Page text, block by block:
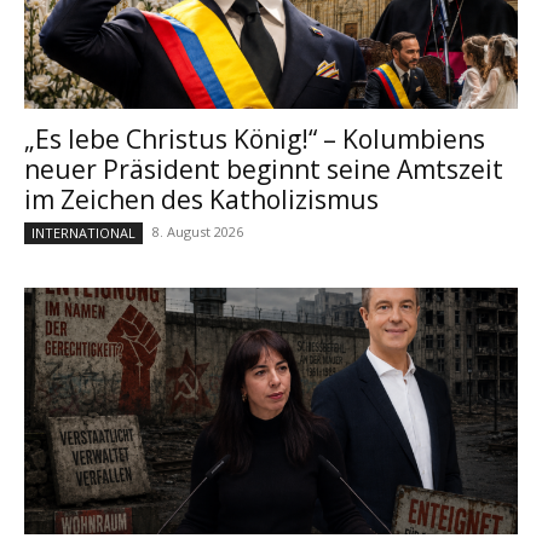
„Es lebe Christus König!“ – Kolumbiens
neuer Präsident beginnt seine Amtszeit
im Zeichen des Katholizismus
INTERNATIONAL 8. August 2026